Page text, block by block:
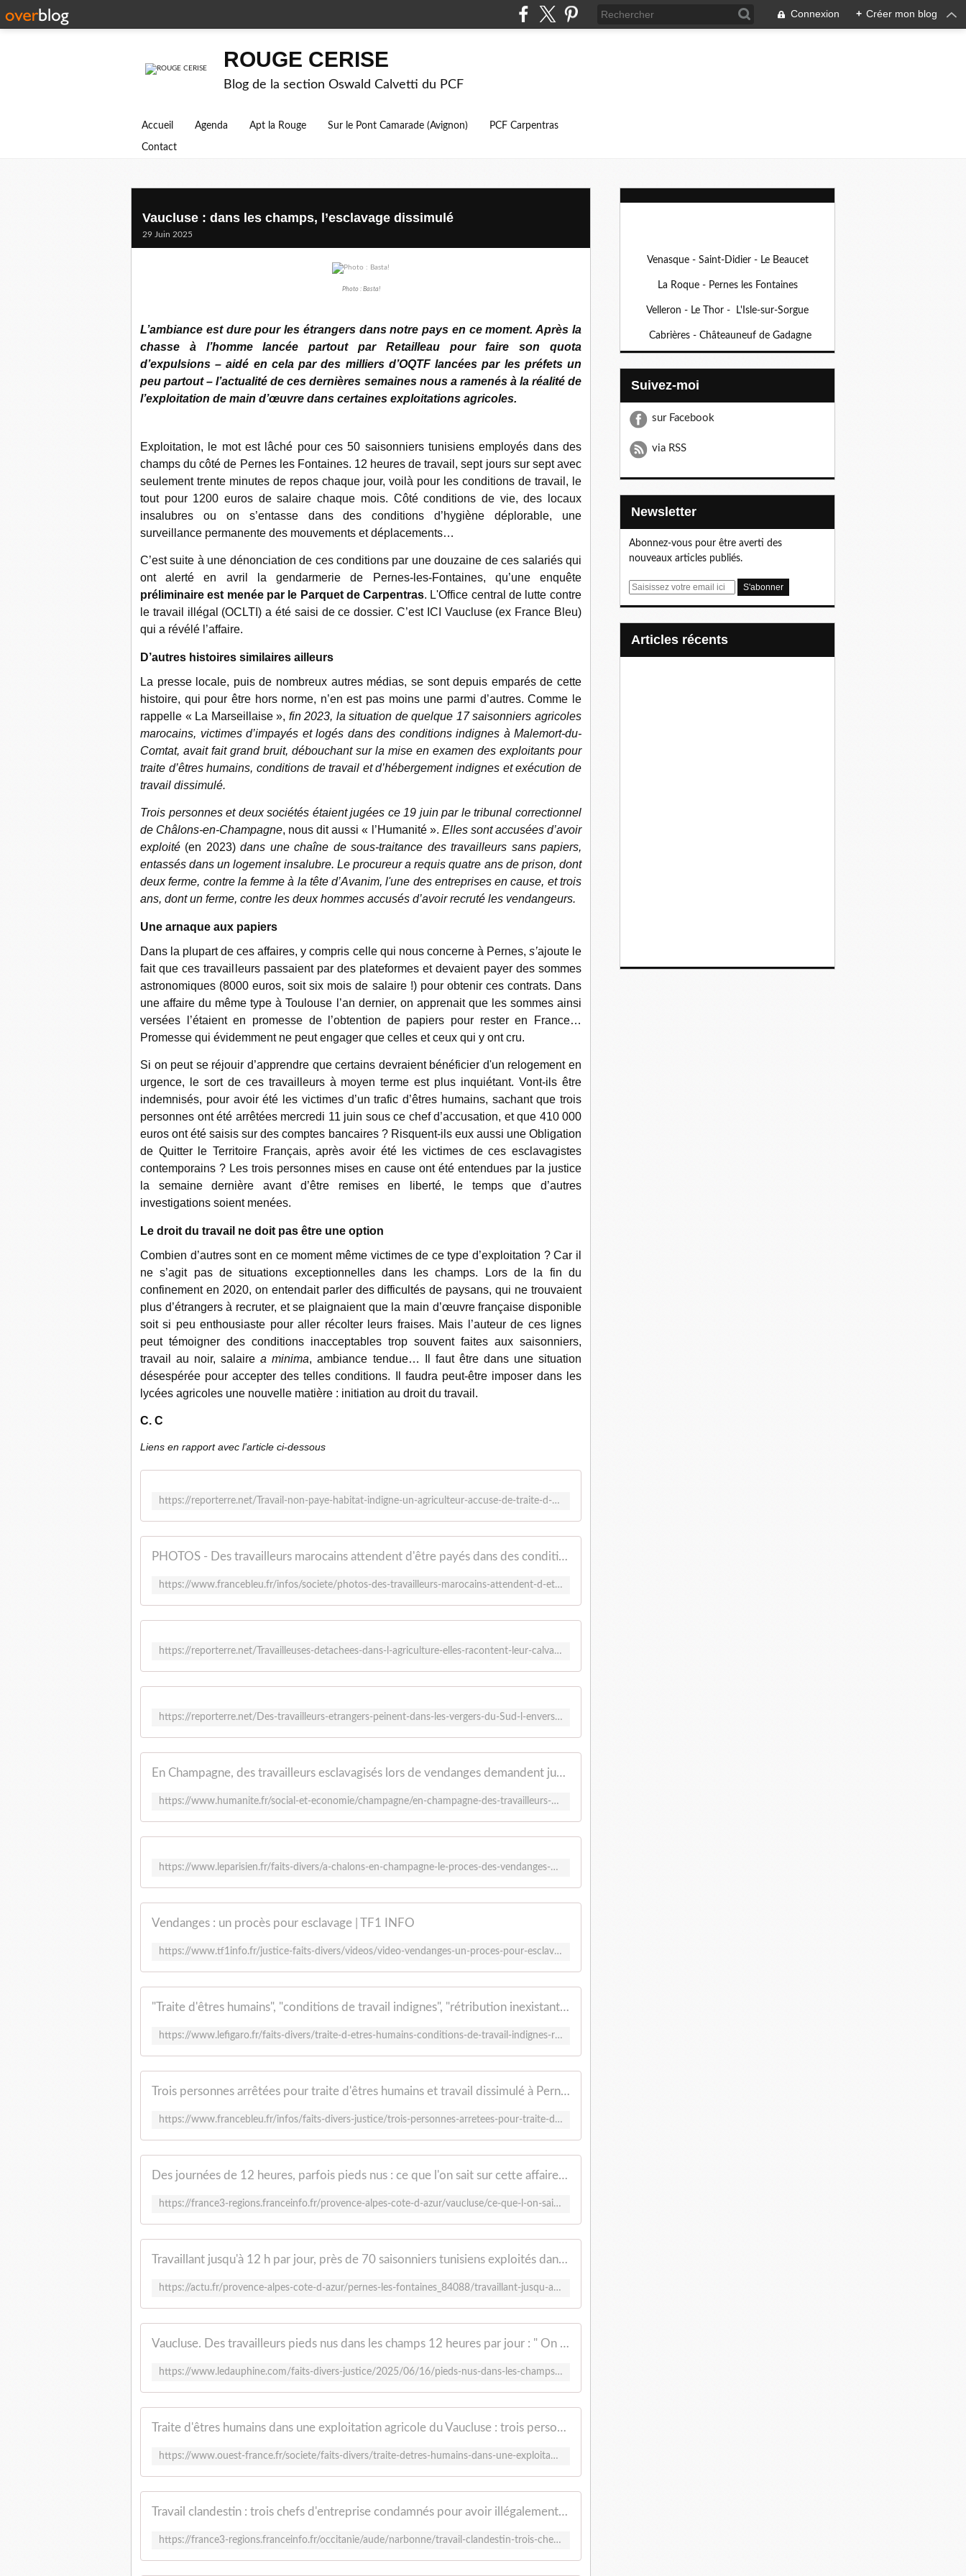
Connexion + Créer mon blog
ROUGE CERISE
Blog de la section Oswald Calvetti du PCF
Accueil Agenda Apt la Rouge Sur le Pont Camarade (Avignon) PCF Carpentras
Contact
Vaucluse : dans les champs, l’esclavage dissimulé
29 Juin 2025
Photo : Basta!
L’ambiance est dure pour les étrangers dans notre pays en ce moment. Après la
chasse à l’homme lancée partout par Retailleau pour faire son quota
d’expulsions – aidé en cela par des milliers d’OQTF lancées par les préfets un
peu partout – l’actualité de ces dernières semaines nous a ramenés à la réalité de
l’exploitation de main d’œuvre dans certaines exploitations agricoles.
Exploitation, le mot est lâché pour ces 50 saisonniers tunisiens employés dans des
champs du côté de Pernes les Fontaines. 12 heures de travail, sept jours sur sept avec
seulement trente minutes de repos chaque jour, voilà pour les conditions de travail, le
tout pour 1200 euros de salaire chaque mois. Côté conditions de vie, des locaux
insalubres ou on s’entasse dans des conditions d’hygiène déplorable, une
surveillance permanente des mouvements et déplacements…
C’est suite à une dénonciation de ces conditions par une douzaine de ces salariés qui
ont alerté en avril la gendarmerie de Pernes-les-Fontaines, qu’une enquête
préliminaire est menée par le Parquet de Carpentras. L'Office central de lutte contre
le travail illégal (OCLTI) a été saisi de ce dossier. C’est ICI Vaucluse (ex France Bleu)
qui a révélé l’affaire.
D’autres histoires similaires ailleurs
La presse locale, puis de nombreux autres médias, se sont depuis emparés de cette
histoire, qui pour être hors norme, n’en est pas moins une parmi d’autres. Comme le
rappelle « La Marseillaise », fin 2023, la situation de quelque 17 saisonniers agricoles
marocains, victimes d’impayés et logés dans des conditions indignes à Malemort-du-
Comtat, avait fait grand bruit, débouchant sur la mise en examen des exploitants pour
traite d’êtres humains, conditions de travail et d’hébergement indignes et exécution de
travail dissimulé.
Trois personnes et deux sociétés étaient jugées ce 19 juin par le tribunal correctionnel
de Châlons-en-Champagne, nous dit aussi « l’Humanité ». Elles sont accusées d’avoir
exploité (en 2023)dans une chaîne de sous-traitance des travailleurs sans papiers,
entassés dans un logement insalubre. Le procureur a requis quatre ans de prison, dont
deux ferme, contre la femme à la tête d’Avanim, l'une des entreprises en cause, et trois
ans, dont un ferme, contre les deux hommes accusés d’avoir recruté les vendangeurs.
Une arnaque aux papiers
Dans la plupart de ces affaires, y compris celle qui nous concerne à Pernes, s’ajoute le
fait que ces travailleurs passaient par des plateformes et devaient payer des sommes
astronomiques (8000 euros, soit six mois de salaire !) pour obtenir ces contrats. Dans
une affaire du même type à Toulouse l’an dernier, on apprenait que les sommes ainsi
versées l’étaient en promesse de l’obtention de papiers pour rester en France…
Promesse qui évidemment ne peut engager que celles et ceux qui y ont cru.
Si on peut se réjouir d’apprendre que certains devraient bénéficier d'un relogement en
urgence, le sort de ces travailleurs à moyen terme est plus inquiétant. Vont-ils être
indemnisés, pour avoir été les victimes d’un trafic d’êtres humains, sachant que trois
personnes ont été arrêtées mercredi 11 juin sous ce chef d’accusation, et que 410 000
euros ont été saisis sur des comptes bancaires ? Risquent-ils eux aussi une Obligation
de Quitter le Territoire Français, après avoir été les victimes de ces esclavagistes
contemporains ? Les trois personnes mises en cause ont été entendues par la justice
la semaine dernière avant d’être remises en liberté, le temps que d’autres
investigations soient menées.
Le droit du travail ne doit pas être une option
Combien d’autres sont en ce moment même victimes de ce type d’exploitation ? Car il
ne s’agit pas de situations exceptionnelles dans les champs. Lors de la fin du
confinement en 2020, on entendait parler des difficultés de paysans, qui ne trouvaient
plus d’étrangers à recruter, et se plaignaient que la main d’œuvre française disponible
soit si peu enthousiaste pour aller récolter leurs fraises. Mais l’auteur de ces lignes
peut témoigner des conditions inacceptables trop souvent faites aux saisonniers,
travail au noir, salairea minima, ambiance tendue… Il faut être dans une situation
désespérée pour accepter des telles conditions. Il faudra peut-être imposer dans les
lycées agricoles une nouvelle matière : initiation au droit du travail.
C. C
Liens en rapport avec l'article ci-dessous
https://reporterre.net/Travail-non-paye-habitat-indigne-un-agriculteur-accuse-de-traite-d-etres-humains
PHOTOS - Des travailleurs marocains attendent d'être payés dans des conditions indignes à Malemort-du-Comtat - ici
https://www.francebleu.fr/infos/societe/photos-des-travailleurs-marocains-attendent-d-etre-payes-dans-des-conditions-indignes-a-malemort-du-comtat-6618890
https://reporterre.net/Travailleuses-detachees-dans-l-agriculture-elles-racontent-leur-calvaire-en-France
https://reporterre.net/Des-travailleurs-etrangers-peinent-dans-les-vergers-du-Sud-l-envers-du-manger-francais
En Champagne, des travailleurs esclavagisés lors de vendanges demandent justice - L'Humanité
https://www.humanite.fr/social-et-economie/champagne/en-champagne-des-travailleurs-esclavagises-lors-de-vendanges-demandent-justice
https://www.leparisien.fr/faits-divers/a-chalons-en-champagne-le-proces-des-vendanges-de-la-honte-on-travaillait-comme-des-animaux-18-06-2025-JNGYGJIXK5GIHOMHJOQ4U4WRZU.php
Vendanges : un procès pour esclavage | TF1 INFO
https://www.tf1info.fr/justice-faits-divers/videos/video-vendanges-un-proces-pour-esclavage-35475-2377983.html
"Traite d'êtres humains", "conditions de travail indignes", "rétribution inexistante" : à Châlons-en-Champagne, un procès qui ébranle la filière viticole
https://www.lefigaro.fr/faits-divers/traite-d-etres-humains-conditions-de-travail-indignes-retribution-inexistante-a-chalons-en-champagne-un-proces-qui-ebranle-la-filiere-viticole-20250619
Trois personnes arrêtées pour traite d'êtres humains et travail dissimulé à Pernes-les-Fontaines - ici
https://www.francebleu.fr/infos/faits-divers-justice/trois-personnes-arretees-pour-traite-d-etres-humains-et-travail-dissimule-a-pernes-les-fontaines-3818465
Des journées de 12 heures, parfois pieds nus : ce que l'on sait sur cette affaire de traite d'êtres humains dans une ferme
https://france3-regions.franceinfo.fr/provence-alpes-cote-d-azur/vaucluse/ce-que-l-on-sait-sur-l-affaire-de-traite-d-etre-humains-et-de-travail-dissimule-dans-une-exploitation-agricole-de-pernes-les-fontaines-3172575.html
Travaillant jusqu'à 12 h par jour, près de 70 saisonniers tunisiens exploités dans le Vaucluse
https://actu.fr/provence-alpes-cote-d-azur/pernes-les-fontaines_84088/travaillant-jusqu-a-12-h-par-jour-pres-de-70-saisonniers-tunisiens-exploites-dans-le-vaucluse_62788005.html
Vaucluse. Des travailleurs pieds nus dans les champs 12 heures par jour : " On est à la limite de l'esclavage "
https://www.ledauphine.com/faits-divers-justice/2025/06/16/pieds-nus-dans-les-champs-12-heures-par-jour-soupcons-de-violences-travailleurs-exploites-a-pernes-les-fontaines-on-est-a-la-limite-de-l-esclavage
Traite d'êtres humains dans une exploitation agricole du Vaucluse : trois personnes en garde à vue
https://www.ouest-france.fr/societe/faits-divers/traite-detres-humains-dans-une-exploitation-agricole-du-vaucluse-trois-personnes-en-garde-a-vue-56cee370-4d1a-11f0-aa92-854aea8d967a
Travail clandestin : trois chefs d'entreprise condamnés pour avoir illégalement employé des ouvriers agricoles étrangers
https://france3-regions.franceinfo.fr/occitanie/aude/narbonne/travail-clandestin-trois-chefs-d-entreprise-condamnes-pour-avoir-illegalement-employe-des-ouvriers-agricoles-etrangers-3156933.html
Venasque - Saint-Didier - Le Beaucet
La Roque - Pernes les Fontaines
Velleron - Le Thor - L'Isle-sur-Sorgue
Cabrières - Châteauneuf de Gadagne
Suivez-moi
sur Facebook
via RSS
Newsletter
Abonnez-vous pour être averti des
nouveaux articles publiés.
E
articles récents